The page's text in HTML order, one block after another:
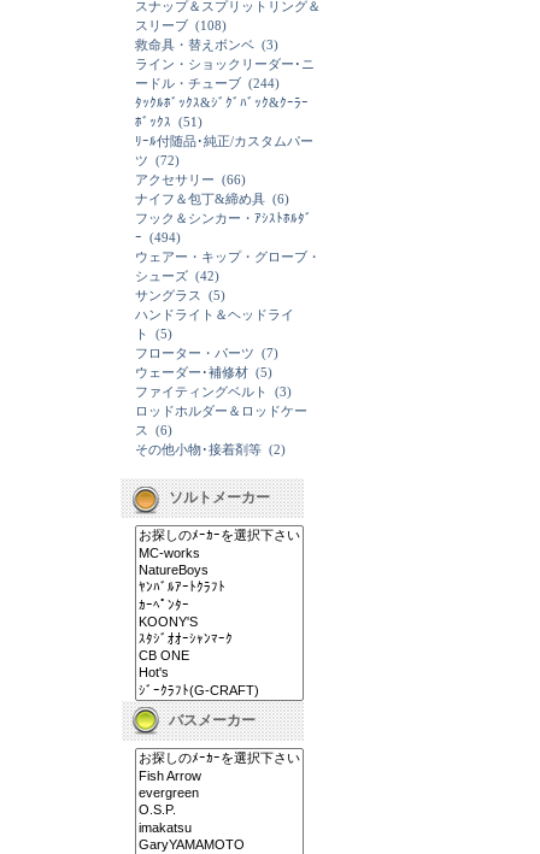
スナップ＆スプリットリング＆
スリーブ (108)
救命具・替えボンベ (3)
ライン・ショックリーダー･ニ
ードル・チューブ (244)
ﾀｯｸﾙﾎﾞｯｸｽ&ｼﾞｸﾞﾊﾞｯｸ&ｸｰﾗｰ
ﾎﾞｯｸｽ (51)
ﾘｰﾙ付随品･純正/カスタムパー
ツ (72)
アクセサリー (66)
ナイフ＆包丁&締め具 (6)
フック＆シンカー・ｱｼｽﾄﾎﾙﾀﾞ
ｰ (494)
ウェアー・キップ・グローブ・
シューズ (42)
サングラス
(5)
ハンドライト＆ヘッドライ
ト
(5)
フローター・パーツ (7)
ウェーダー･補修材 (5)
ファイティングベルト
(3)
ロッドホルダー＆ロッドケー
ス
(6)
その他小物･接着剤等 (2)
ソルトメーカー
バスメーカー